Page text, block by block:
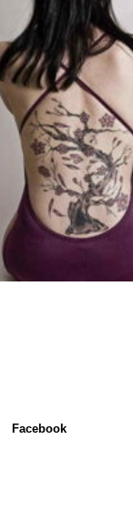
Facebook